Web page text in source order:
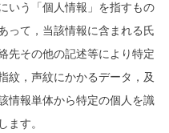
いう「個人情報」を指すもの
って，当該情報に含まれる氏
先その他の記述等により特定
紋，声紋にかかるデータ，及
情報単体から特定の個人を識
ます。